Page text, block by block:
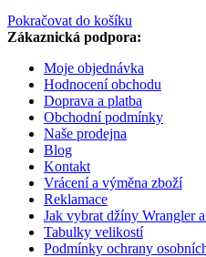
Pokračovat do košíku
Zákaznická podpora:
Moje objednávka
Hodnocení obchodu
Doprava a platba
Obchodní podmínky
Naše prodejna
Blog
Kontakt
Vrácení a výměna zboží
Reklamace
Jak vybrat džíny Wrangler
Tabulky velikostí
Podmínky ochrany